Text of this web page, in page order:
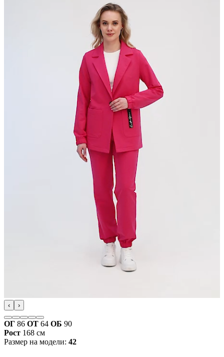
‹ ›
ОГ 86 ОТ 64 ОБ 90
Рост 168 см
Размер на модели: 42